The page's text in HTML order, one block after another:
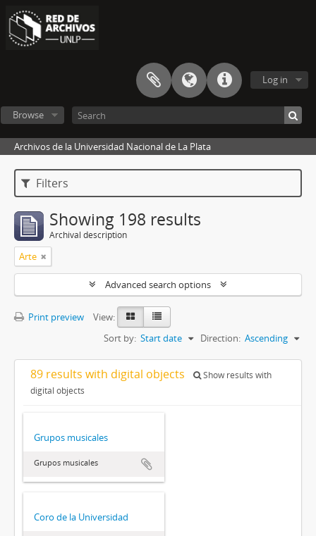
Log in
Browse
Archivos de la Universidad Nacional de La Plata
Filters
Showing 198 results
Archival description
Arte
Advanced search options
Print preview
View:
Sort by: Start date Direction: Ascending
89 results with digital objects
Show results with
digital objects
Grupos musicales
Grupos musicales
Coro de la Universidad